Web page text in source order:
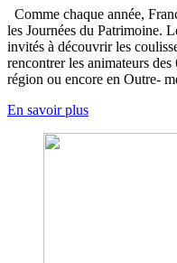
Comme chaque année,
les Journées du Patrimoine.
invités à découvrir les
rencontrer les animateurs des
région ou encore en Outre-
En savoir plus